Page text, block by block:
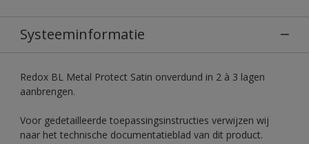
Systeeminformatie
Redox BL Metal Protect Satin onverdund in 2 à 3 lagen
aanbrengen.
Voor gedetailleerde toepassingsinstructies verwijzen wij
naar het technische documentatieblad van dit product.